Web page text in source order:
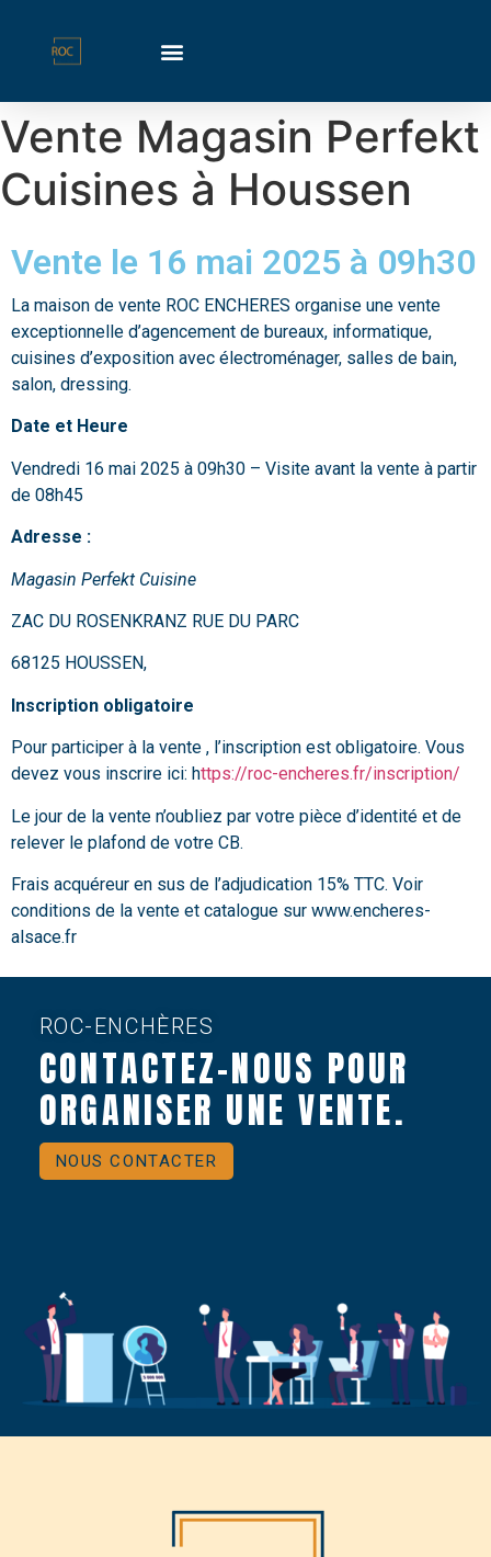
Vente Magasin Perfekt
Cuisines à Houssen
Vente le 16 mai 2025 à 09h30
La maison de vente ROC ENCHERES organise une vente
exceptionnelle d’agencement de bureaux, informatique,
cuisines d’exposition avec électroménager, salles de bain,
salon, dressing.
Date et Heure
Vendredi 16 mai 2025 à 09h30 – Visite avant la vente à partir
de 08h45
Adresse :
Magasin Perfekt Cuisine
ZAC DU ROSENKRANZ RUE DU PARC
68125 HOUSSEN,
Inscription obligatoire
Pour participer à la vente , l’inscription est obligatoire. Vous
devez vous inscrire ici: https://roc-encheres.fr/inscription/
Le jour de la vente n’oubliez par votre pièce d’identité et de
relever le plafond de votre CB.
Frais acquéreur en sus de l’adjudication 15% TTC. Voir
conditions de la vente et catalogue sur www.encheres-
alsace.fr
ROC-ENCHÈRES
CONTACTEZ-NOUS POUR
ORGANISER UNE VENTE.
NOUS CONTACTER